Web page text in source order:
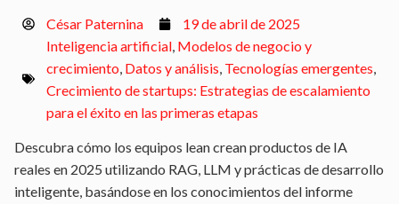
César Paternina
19 de abril de 2025
Inteligencia artificial, Modelos de negocio y
crecimiento, Datos y análisis, Tecnologías emergentes,
Crecimiento de startups: Estrategias de escalamiento
para el éxito en las primeras etapas
Descubra cómo los equipos lean crean productos de IA
reales en 2025 utilizando RAG, LLM y prácticas de desarrollo
inteligente, basándose en los conocimientos del informe